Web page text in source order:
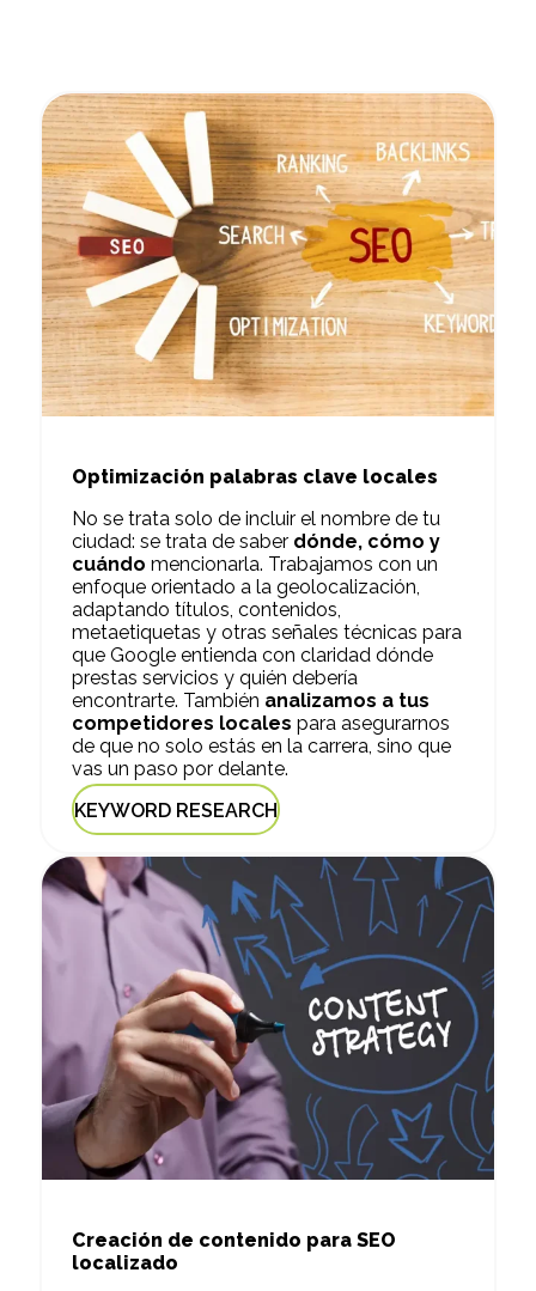
Optimización palabras clave locales
No se trata solo de incluir el nombre de tu
ciudad: se trata de saber dónde, cómo y
cuándo mencionarla. Trabajamos con un
enfoque orientado a la geolocalización,
adaptando títulos, contenidos,
metaetiquetas y otras señales técnicas para
que Google entienda con claridad dónde
prestas servicios y quién debería
encontrarte. También analizamos a tus
competidores locales para asegurarnos
de que no solo estás en la carrera, sino que
vas un paso por delante.
KEYWORD RESEARCH
Creación de contenido para SEO
localizado